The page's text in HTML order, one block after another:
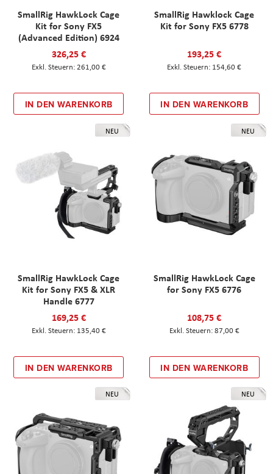
SmallRig HawkLock Cage
Kit for Sony FX5
(Advanced Edition) 6924
326,25 €
261,00 €
IN DEN WARENKORB
SmallRig Hawklock Cage
Kit for Sony FX5 6778
193,25 €
154,60 €
IN DEN WARENKORB
NEU
SmallRig HawkLock Cage
Kit for Sony FX5 & XLR
Handle 6777
169,25 €
135,40 €
IN DEN WARENKORB
NEU
SmallRig HawkLock Cage
for Sony FX5 6776
108,75 €
87,00 €
IN DEN WARENKORB
NEU NEU